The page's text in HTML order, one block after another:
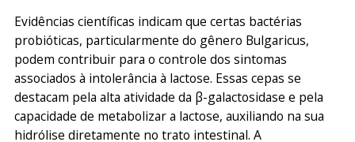
Evidências científicas indicam que certas bactérias
probióticas, particularmente do gênero Bulgaricus,
podem contribuir para o controle dos sintomas
associados à intolerância à lactose. Essas cepas se
destacam pela alta atividade da β-galactosidase e pela
capacidade de metabolizar a lactose, auxiliando na sua
hidrólise diretamente no trato intestinal. A